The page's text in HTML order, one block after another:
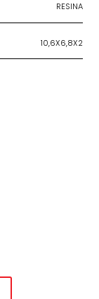
RESINA
10,6X6,8X2